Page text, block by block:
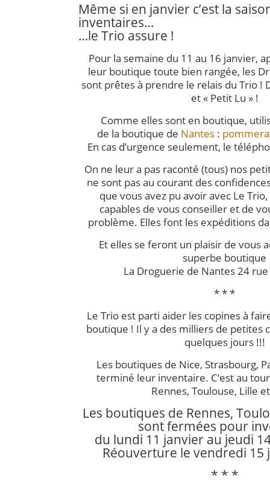
Même si en janvier c’est la
inventaires…
…le Trio assure !
Pour la semaine du 11 au 16 janvier,
leur boutique toute bien rangée, les
sont prêtes à prendre le relais du Trio !
et « Petit Lu » !
Comme elles sont en boutique,
de la boutique de Nantes :
En cas d’urgence seulement, le
On ne leur a pas raconté (tous) nos
ne sont pas au courant des
que vous avez pu avoir avec Le
capables de vous conseiller et de
problème. Elles font les expéditions
Et elles se feront un plaisir de vous
superbe boutique
La Droguerie de Nantes 24 rue
* * *
Le Trio est parti aider les copines à
boutique ! Il y a des milliers de petites
quelques jours !!!
Les boutiques de Nice, Strasbourg,
terminé leur inventaire. C’est au
Rennes, Toulouse, Lille
Les boutiques de Rennes,
sont fermées pour
du lundi 11 janvier au jeudi
Réouverture le vendredi 15
* * *